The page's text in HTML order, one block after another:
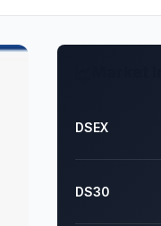
DSEX
DS30